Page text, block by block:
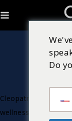
Cleopatra is
wellnessproducten
Do